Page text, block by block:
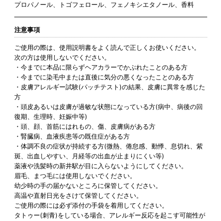
プロパノール、トゴフェロール、フェノキシエタノール、香料
注意事項
ご使用の際は、使用説明書をよく読んで正しくお使いください。
次の方は使用しないでください。
・今までに本品に限らずヘアカラーでかぶれたことのある方
・今までに染毛中または直後に気分の悪くなったことのある方
・皮膚アレルギー試験(パッチテスト)の結果、皮膚に異常を感じた
方
・頭皮あるいは皮膚が過敏な状態になっている方(病中、病後の回
復期、生理時、妊娠中等)
・頭、顔、首筋にはれもの、傷、皮膚病がある方
・腎臓病、血液疾患等の既住症がある方
・体調不良の症状が持続する方(微熱、倦怠感、動悸、息切れ、紫
斑、出血しやすい、月経等の出血が止まりにくい等)
薬液や洗髪時の新井駅が目に入らないようにしてください。
眉毛、まつ毛には使用しないでください。
幼少時の手の届かないところに保管してください。
高温や直射日光をさけて保管してください。
ご使用の際には必ず添付の手袋を着用してください。
タトゥー(刺青)をしている場合、アレルギー反応を起こす可能性が